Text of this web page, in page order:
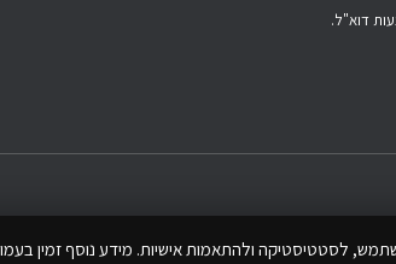
לסטטיסטיקה ולהתאמות אישיות. מידע נוסף זמין
דוא"ל.